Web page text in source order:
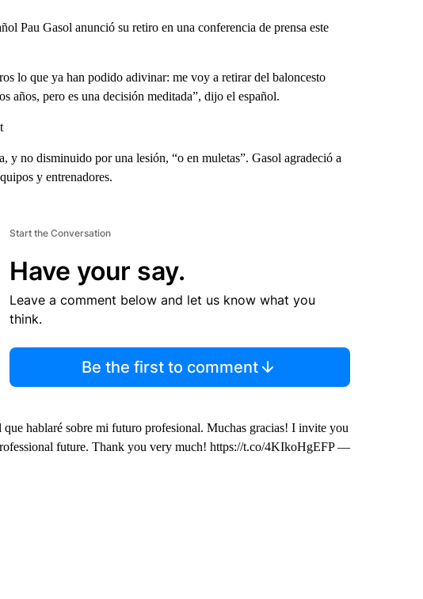
Pau Gasol anunció su retiro en una conferencia de prensa este
lo que ya han podido adivinar: me voy a retirar del baloncesto
años, pero es una decisión meditada”, dijo el español.
y no disminuido por una lesión, “o en muletas”. Gasol agradeció a
y entrenadores.
Start the Conversation
Have your say.
Leave a comment below and let us know what you
think.
Be the first to comment
hablaré sobre mi futuro profesional. Muchas gracias! I invite you
future. Thank you very much! https://t.co/4KIkoHgEFP —